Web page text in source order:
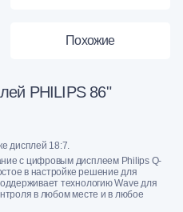
Похожие
PHILIPS 86"
дисплей 18:7.
с цифровым дисплеем Philips Q-
в настройке решение для
технологию Wave для
в любом месте и в любое